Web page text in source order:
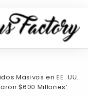
Masivos en EE. UU.
$600 Millones’